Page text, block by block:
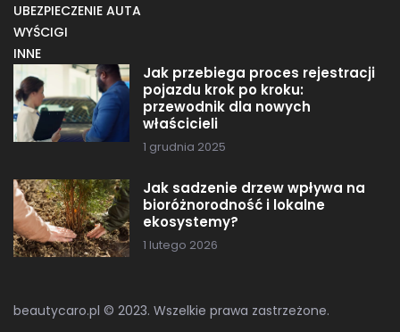
UBEZPIECZENIE AUTA
WYŚCIGI
INNE
Jak przebiega proces rejestracji
pojazdu krok po kroku:
przewodnik dla nowych
właścicieli
1 grudnia 2025
Jak sadzenie drzew wpływa na
bioróżnorodność i lokalne
ekosystemy?
1 lutego 2026
beautycaro.pl © 2023. Wszelkie prawa zastrzeżone.